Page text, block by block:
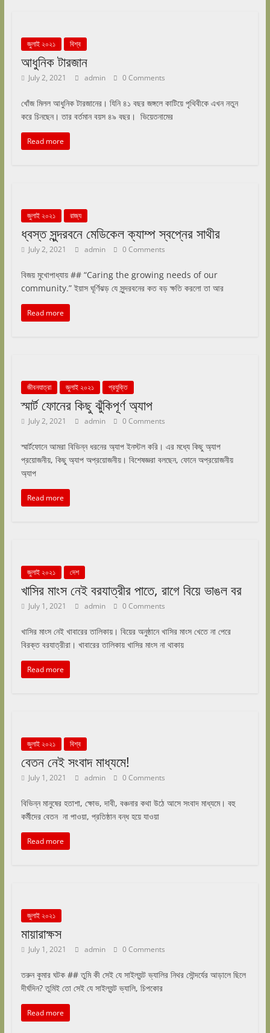
জুলাই ২০২১ বিশ্ব
আধুনিক টারজান
July 2, 2021 admin 0 Comments
খোঁজ মিলল আধুনিক টারজানের। যিনি ৪১ বছর জঙ্গলে কাটিয়ে পৃথিবীকে এখন নতুন
করে চিনছেন। তার বর্তমান বয়স ৪৯ বছর। ভিয়েতনামের
Read more
জুলাই ২০২১ রাজ্য
ধ্বস্ত সুন্দরবনে মেডিকেল ক্যাম্প স্বপ্নের সাথীর
July 2, 2021 admin 0 Comments
বিজয় মুখোপাধ্যায় ## “Caring the growing needs of our
community.” ইয়াস ঘূর্ণিঝড় যে সুন্দরবনের কত বড় ক্ষতি করলো তা আর
Read more
জীবনযাত্রা জুলাই ২০২১ প্রযুক্তি
স্মার্ট ফোনের কিছু ঝুঁকিপূর্ণ অ্যাপ
July 2, 2021 admin 0 Comments
স্মার্টফোনে আমরা বিভিন্ন ধরনের অ্যাপ ইনস্টল করি। এর মধ্যে কিছু অ্যাপ
প্রয়োজনীয়, কিছু অ্যাপ অপ্রয়োজনীয়। বিশেষজ্ঞরা বলছেন, ফোনে অপ্রয়োজনীয়
অ্যাপ
Read more
জুলাই ২০২১ দেশ
খাসির মাংস নেই বরযাত্রীর পাতে, রাগে বিয়ে ভাঙল বর
July 1, 2021 admin 0 Comments
খাসির মাংস নেই খাবারের তালিকায়। বিয়ের অনুষ্ঠানে খাসির মাংস খেতে না পেরে
বিরক্ত বরযাত্রীরা। খাবারের তালিকায় খাসির মাংস না থাকায়
Read more
জুলাই ২০২১ বিশ্ব
বেতন নেই সংবাদ মাধ্যমে!
July 1, 2021 admin 0 Comments
বিভিন্ন মানুষের হতাশা, ক্ষোভ, দাবী, বঞ্চনার কথা উঠে আসে সংবাদ মাধ্যমে। বহু
কর্মীদের বেতন না পাওয়া, প্রতিষ্ঠান বন্ধ হয়ে যাওয়া
Read more
জুলাই ২০২১
মায়ারাক্ষস
July 1, 2021 admin 0 Comments
তরুন কুমার ঘটক ## তুমি কী সেই যে সাইল্যন্ট ভ্যালির নিথর সৌন্দর্যের আড়ালে ছিলে
দীর্ঘদিন? তুমিই তো সেই যে সাইল্যন্ট ভ্যালি, চিপকোর
Read more